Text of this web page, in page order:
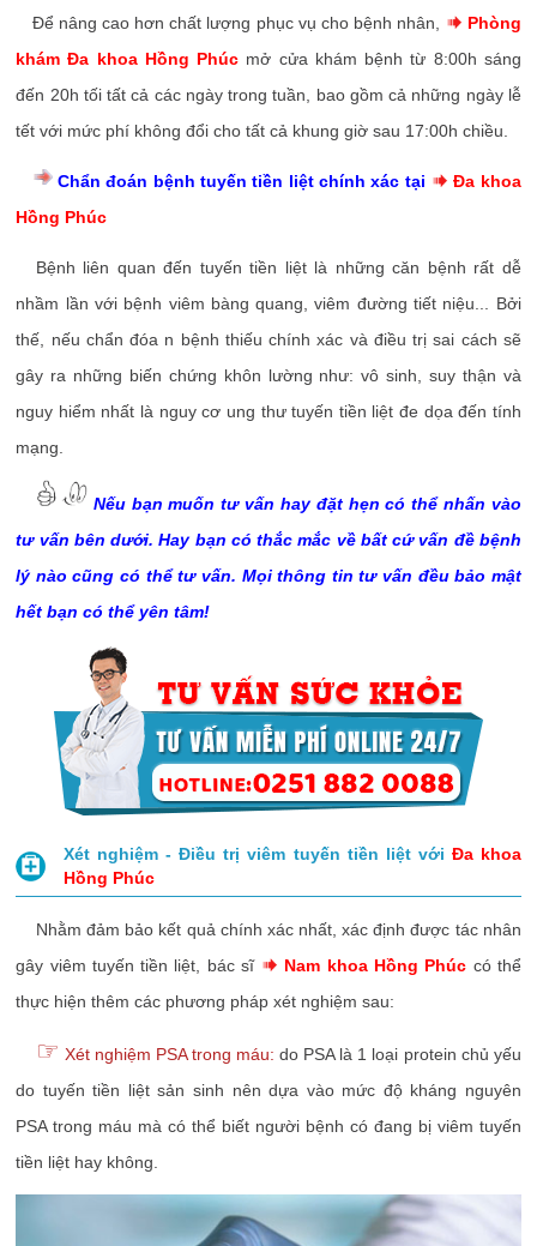
Để nâng cao hơn chất lượng phục vụ cho bệnh nhân,
Phòng
khám Đa khoa Hồng Phúc mở cửa khám bệnh từ 8:00h sáng
đến 20h tối tất cả các ngày trong tuần, bao gồm cả những ngày lễ
tết với mức phí không đổi cho tất cả khung giờ sau 17:00h chiều.
Chẩn đoán bệnh tuyến tiền liệt chính xác tại
Đa khoa
Hồng Phúc
Bệnh liên quan đến tuyến tiền liệt là những căn bệnh rất dễ
nhầm lần với bệnh viêm bàng quang, viêm đường tiết niệu... Bởi
thế, nếu chẩn đóa n bệnh thiếu chính xác và điều trị sai cách sẽ
gây ra những biến chứng khôn lường như: vô sinh, suy thận và
nguy hiểm nhất là nguy cơ ung thư tuyến tiền liệt đe dọa đến tính
mạng.
Nếu bạn muốn tư vấn hay đặt hẹn có thể nhấn vào
tư vấn bên dưới. Hay bạn có thắc mắc về bất cứ vấn đề bệnh
lý nào cũng có thể tư vấn. Mọi thông tin tư vấn đều bảo mật
hết bạn có thể yên tâm!
Xét nghiệm - Điều trị viêm tuyến tiền liệt với Đa khoa
Hồng Phúc
Nhằm đảm bảo kết quả chính xác nhất, xác định được tác nhân
gây viêm tuyến tiền liệt, bác sĩ
Nam khoa Hồng Phúc có thể
thực hiện thêm các phương pháp xét nghiệm sau:
☞ Xét nghiệm PSA trong máu:do PSA là 1 loại protein chủ yếu
do tuyến tiền liệt sản sinh nên dựa vào mức độ kháng nguyên
PSA trong máu mà có thể biết người bệnh có đang bị viêm tuyến
tiền liệt hay không.